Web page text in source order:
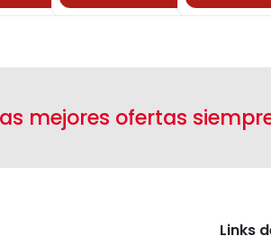
mejores ofertas
Links